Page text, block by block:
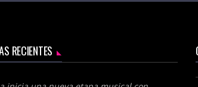
RECIENTES